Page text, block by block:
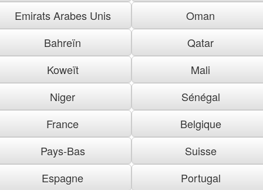
Emirats Arabes Unis
Oman
Bahreïn
Qatar
Koweït
Mali
Niger
Sénégal
France
Belgique
Pays-Bas
Suisse
Espagne
Portugal